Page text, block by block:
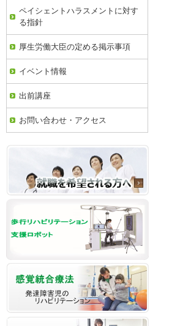
ペイシェントハラスメントに対す
る指針
厚生労働大臣の定める掲示事項
イベント情報
出前講座
お問い合わせ・アクセス